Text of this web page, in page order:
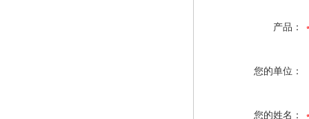
产品：
您的单位：
您的姓名：